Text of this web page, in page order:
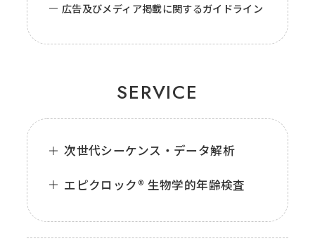
広告及びメディア掲載に関するガイドライン
SERVICE
次世代シーケンス・データ解析
エピクロック® 生物学的年齢検査